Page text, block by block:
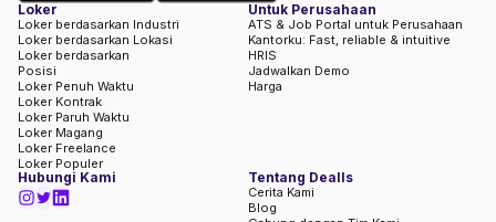
Loker
Loker berdasarkan Industri
Loker berdasarkan Lokasi
Loker berdasarkan
Posisi
Loker Penuh Waktu
Loker Kontrak
Loker Paruh Waktu
Loker Magang
Loker Freelance
Loker Populer
Untuk Perusahaan
ATS & Job Portal untuk Perusahaan
Kantorku: Fast, reliable & intuitive
HRIS
Jadwalkan Demo
Harga
Hubungi Kami Tentang Dealls
Cerita Kami
Blog